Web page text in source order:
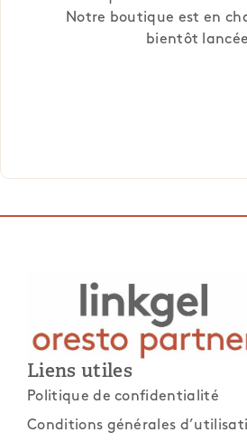
Notre boutique est en
bientôt
Liens utiles
Politique de confidentialité
Conditions générales